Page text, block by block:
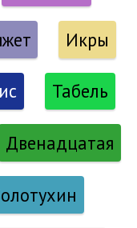
Икры
Табель
Двенадцатая